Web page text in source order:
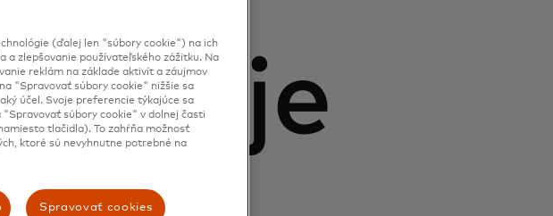
(ďalej len "súbory cookie") na ich
a zlepšovanie používateľského zážitku. Na
reklám na základe aktivít a záujmov
"Spravovať súbory cookie" nižšie sa
účel. Svoje preferencie týkajúce sa
súbory cookie" v dolnej časti
tlačidla). To zahŕňa možnosť
ktoré sú nevyhnutne potrebné na
Spravovať cookies